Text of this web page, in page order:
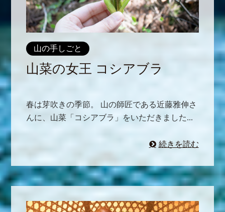
山の手しごと
山菜の女王 コシアブラ
春は芽吹きの季節。 山の師匠である近藤雅伸さ
んに、山菜「コシアブラ」をいただきました...
続きを読む